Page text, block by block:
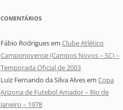
COMENTÁRIOS
Fábio Rodriguesem Clube Atlético
Camponovense (Campos Novos – SC) –
Temporada Oficial de 2003
Luiz Fernando da Silva Alvesem Copa
Arizona de Futebol Amador – Rio de
Janeiro – 1978